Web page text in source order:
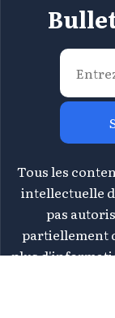
Tous les
intellectuelle
pas
partiellement
plus